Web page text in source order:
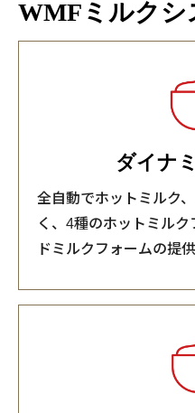
WMFミルクシ
ダイナ
全自動でホットミルク
く、4種のホットミル
ドミルクフォームの提